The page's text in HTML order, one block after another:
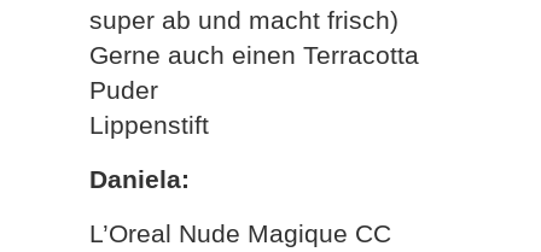
super ab und macht frisch)
Gerne auch einen Terracotta
Puder
Lippenstift
Daniela:
L’Oreal Nude Magique CC